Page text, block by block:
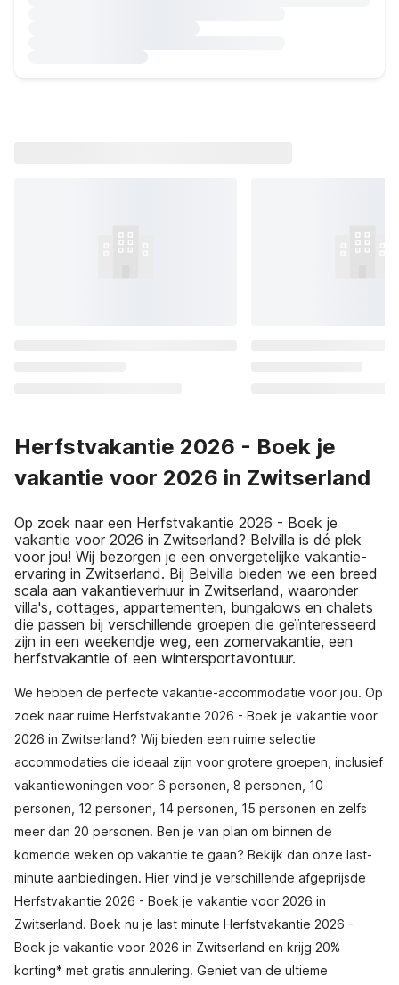
Herfstvakantie 2026 - Boek je
vakantie voor 2026 in Zwitserland
Op zoek naar een Herfstvakantie 2026 - Boek je
vakantie voor 2026 in Zwitserland? Belvilla is dé plek
voor jou! Wij bezorgen je een onvergetelijke vakantie-
ervaring in Zwitserland. Bij Belvilla bieden we een breed
scala aan vakantieverhuur in Zwitserland, waaronder
villa's, cottages, appartementen, bungalows en chalets
die passen bij verschillende groepen die geïnteresseerd
zijn in een weekendje weg, een zomervakantie, een
herfstvakantie of een wintersportavontuur.
We hebben de perfecte vakantie-accommodatie voor jou. Op
zoek naar ruime Herfstvakantie 2026 - Boek je vakantie voor
2026 in Zwitserland? Wij bieden een ruime selectie
accommodaties die ideaal zijn voor grotere groepen, inclusief
vakantiewoningen voor 6 personen, 8 personen, 10
personen, 12 personen, 14 personen, 15 personen en zelfs
meer dan 20 personen. Ben je van plan om binnen de
komende weken op vakantie te gaan? Bekijk dan onze last-
minute aanbiedingen. Hier vind je verschillende afgeprijsde
Herfstvakantie 2026 - Boek je vakantie voor 2026 in
Zwitserland. Boek nu je last minute Herfstvakantie 2026 -
Boek je vakantie voor 2026 in Zwitserland en krijg 20%
korting* met gratis annulering. Geniet van de ultieme